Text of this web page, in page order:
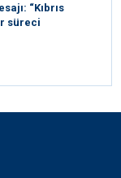
“Kıbrıs
süreci